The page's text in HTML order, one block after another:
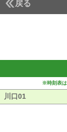
戻る
※時刻表は
川口01